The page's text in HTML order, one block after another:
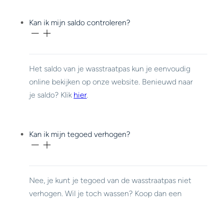
Kan ik mijn saldo controleren?
Het saldo van je wasstraatpas kun je eenvoudig
online bekijken op onze website. Benieuwd naar
je saldo? Klik hier
Kan ik mijn tegoed verhogen?
Nee, je kunt je tegoed van de wasstraatpas niet
verhogen. Wil je toch wassen? Koop dan een